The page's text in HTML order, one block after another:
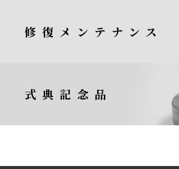
修復メンテナンス
式典記念品